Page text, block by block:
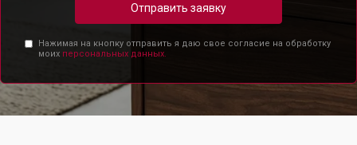
Отправить заявку
Нажимая на кнопку отправить я даю свое согласие на обработку
моих персональных данных.